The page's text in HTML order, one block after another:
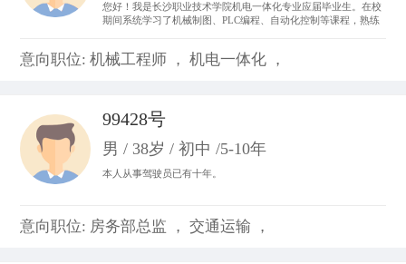
您好！我是长沙职业技术学院机电一体化专业应届毕业生。在校
期间系统学习了机械制图、PLC编程、自动化控制等课程，熟练
验。我善于团队协作，动手能力强，对工业自动化领域充满热情
意向职位: 机械工程师 ， 机电一体化 ，
99428号
男 / 38岁 / 初中 /5-10年
本人从事驾驶员已有十年。
意向职位: 房务部总监 ， 交通运输 ，